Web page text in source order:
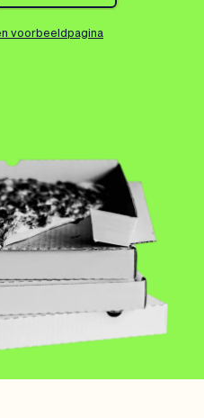
Belasting
Software
No-shows
Communicatie
Bezorging
voorbeeldpagina